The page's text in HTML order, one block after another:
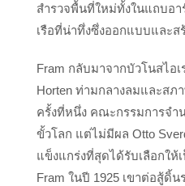
สำรวจพื้นที่ใหม่ทั้งในแถบอ
เรือที่น่าทึ่งซึ่งออกแบบและส
Fram กลับมาจากบัวโนสไอ
Horten ท่ามกลางลมและสภ
ครั้งที่หนึ่ง คณะกรรมการจำ
ขั้วโลก แต่ไม่มีผล Otto
แข็งแกร่งที่สุดได้รับเลือกใ
Fram ในปี 1925 เขาต่อสู้ดิ้